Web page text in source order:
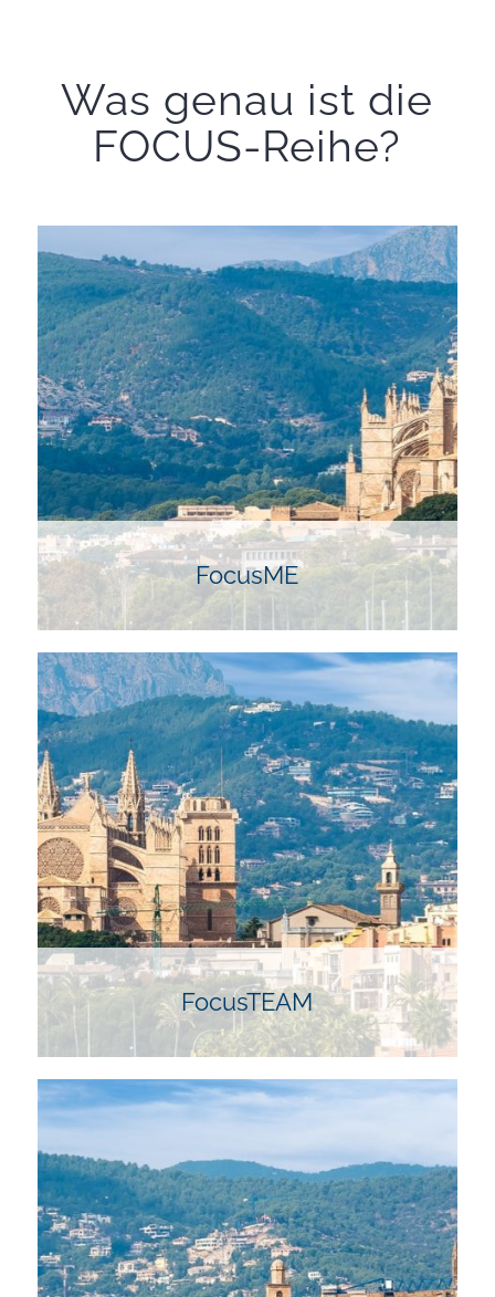
Was genau ist die
FOCUS-Reihe?
FocusME
FocusME ist ein intensives, erlebnisorientiertes
Event, bei dem du alte Denkmuster durchbrichst
und einen frischen Ansatz für deine Führungsrolle
entwickelst. In 3,5 Tagen erlebst du eine Mischung
aus individuellem Coaching, gemeinschaftlichen
Trainings und selbstgesteuertem Lernen.
FocusTEAM
FocusTEAM ist eine intensive Veranstaltung zur
Teamentwicklung. Es fördert die Dynamik und
Effektivität von Arbeitsgruppen durch moderierte
Workshops, gruppendynamische Aktivitäten und
strategische Planungssitzungen. Hier vertiefen
Teams ihre Zusammenarbeit und erweitern ihre
kollektiven Fähigkeiten.